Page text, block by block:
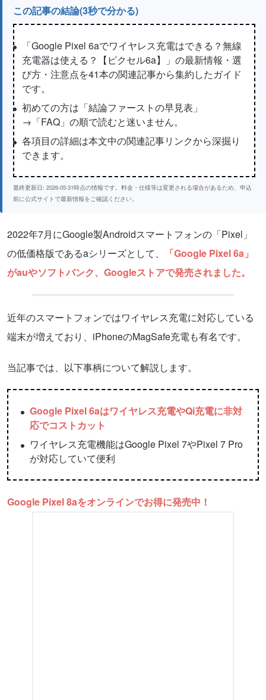
この記事の結論(3秒で分かる)
「Google Pixel 6aでワイヤレス充電はできる？無線
充電器は使える？【ピクセル6a】」の最新情報・選
び方・注意点を41本の関連記事から集約したガイド
です。
初めての方は「結論ファーストの早見表」
→「FAQ」の順で読むと迷いません。
各項目の詳細は本文中の関連記事リンクから深掘り
できます。
最終更新日: 2026-05-31時点の情報です。料金・仕様等は変更される場合があるため、申込
前に公式サイトで最新情報をご確認ください。
2022年7月にGoogle製Androidスマートフォンの「Pixel」
の低価格版であるaシリーズとして、
「Google Pixel 6a」
がauやソフトバンク、Googleストアで発売されました。
近年のスマートフォンではワイヤレス充電に対応している
端末が増えており、iPhoneのMagSafe充電も有名です。
当記事では、以下事柄について解説します。
Google Pixel 6aはワイヤレス充電やQi充電に非対
応でコストカット
ワイヤレス充電機能はGoogle Pixel 7やPixel 7 Pro
が対応していて便利
Google Pixel 8aをオンラインでお得に発売中！